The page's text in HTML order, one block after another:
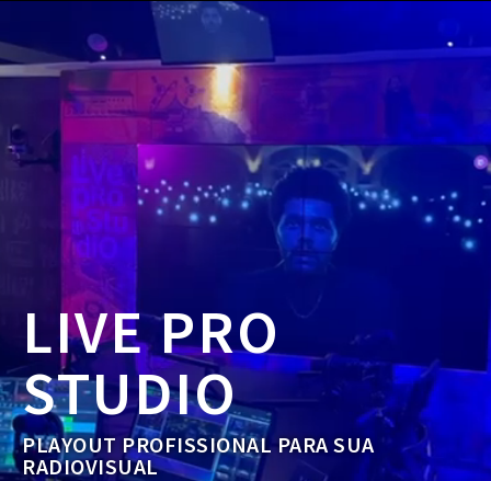
LIVE PRO
STUDIO
PLAYOUT PROFISSIONAL PARA SUA
RADIOVISUAL